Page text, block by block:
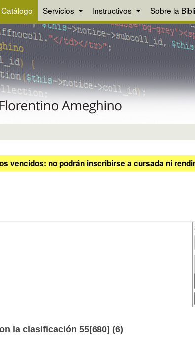
Catálogo Servicios Instructivos Sobre la
vencidos: no podrán inscribirse a cursada ni
la clasificación 55[680] (6)